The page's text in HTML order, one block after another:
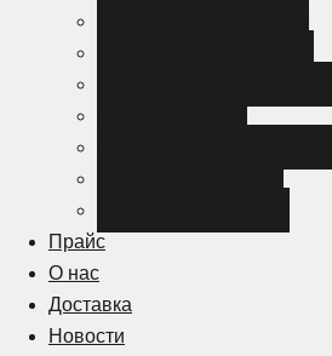
Прайс
О нас
Доставка
Новости